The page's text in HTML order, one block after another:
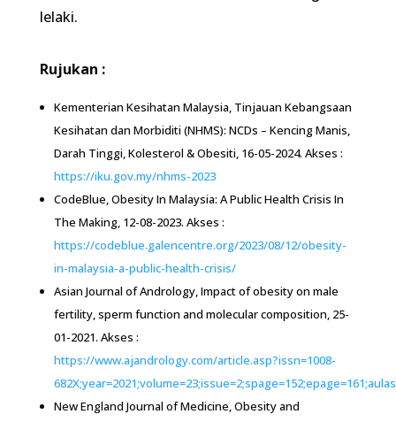
Disease: A Risk Factor or a Risk Marker?, 05-09-2022. Akses :
Astro Awani, Bukan sekadar berat badan berlebihan, ancaman
senyap masalah obesiti di Malaysia, 03-03-2024. Akses :
https://www.astroawani.com/berita-malaysia/bukan-sekadar-
berat-badan-berlebihan-ancaman-senyap-masalah-obesiti-di-
malaysia-487519
Artikel ini telah disusun dan ditulis oleh :
Dr. Rakesh A/L Subbiah